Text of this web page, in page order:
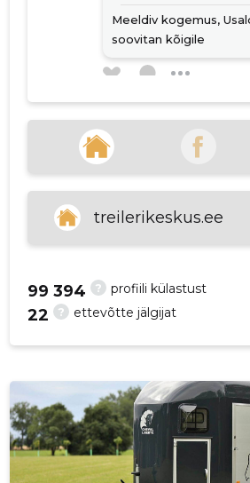
Meeldiv kogemus,
soovitan kõigile
treilerikeskus.ee
? profiili külastust
99 394
? ettevõtte jälgijat
22